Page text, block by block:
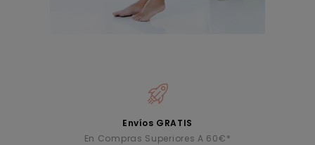
Envíos GRATIS
En Compras Superiores A 60€*